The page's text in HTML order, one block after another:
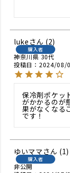
luke 2
購入者
神奈川県 30代
投稿日
2024/08/
保冷剤ポケッ
がかかるのが
果がなくなる
です！
ゆいママ 1
購入者
非公開